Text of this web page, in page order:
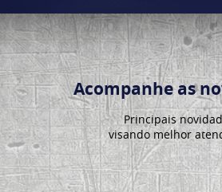
Acompanhe as
Principais
visando melhor